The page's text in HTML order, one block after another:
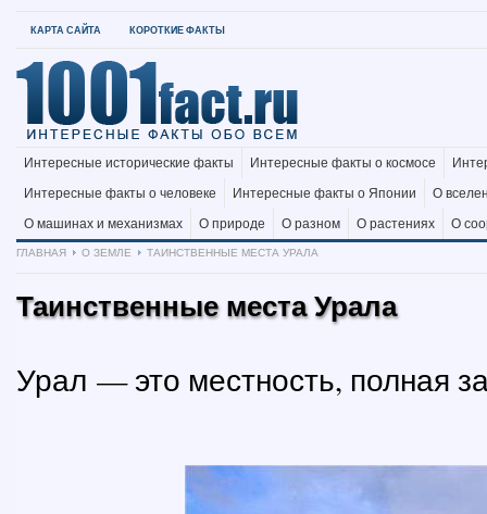
КАРТА САЙТА КОРОТКИЕ ФАКТЫ
Интересные исторические факты Интересные факты о космосе
Интересные факты о человеке
Интересные факты о Японии
О
О машинах и механизмах
О природе О разном О растениях
О
ГЛАВНАЯ
О ЗЕМЛЕ ТАИНСТВЕННЫЕ МЕСТА УРАЛА
Таинственные места Урала
Урал — это местность, полная